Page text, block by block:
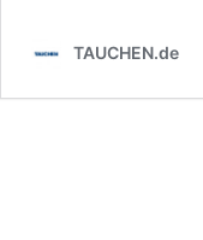
TAUCHEN.de